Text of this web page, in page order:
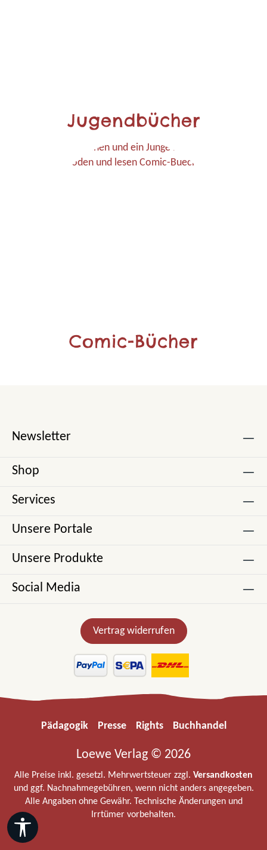
Jugendbücher
Comic-Bücher
Newsletter
Shop
Services
Unsere Portale
Unsere Produkte
Social Media
Vertrag widerrufen
Pädagogik Presse Rights Buchhandel
Loewe Verlag © 2026
Alle Preise inkl. gesetzl. Mehrwertsteuer zzgl. Versandkosten
und ggf. Nachnahmegebühren, wenn nicht anders angegeben.
Alle Angaben ohne Gewähr. Technische Änderungen und
Irrtümer vorbehalten.
Werkzeugleiste anzeigen